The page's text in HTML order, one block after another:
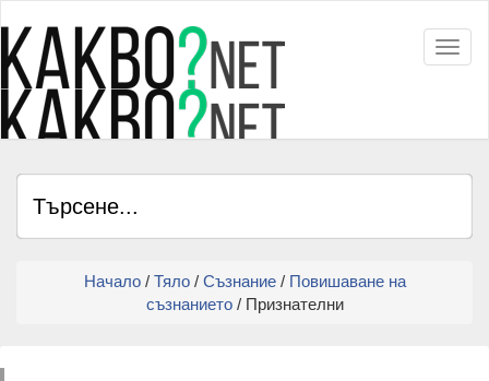
Начало/ Тяло/ Съзнание/ Повишаване на
съзнанието/ Признателни